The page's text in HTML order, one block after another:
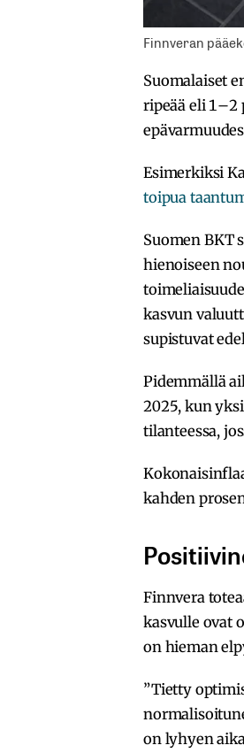
Finnveran
Suomalaiset
ripeää eli 1–2
Esimerkiksi
toipua
Suomen BKT
hienoiseen
kasvun
supistuvat
Pidemmällä
2025, kun
tilanteessa,
kahden
Finnvera
kasvulle ovat
on hieman
”Tietty
on lyhyen